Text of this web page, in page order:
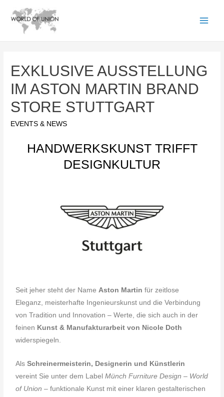
EXKLUSIVE AUSSTELLUNG
IM ASTON MARTIN BRAND
STORE STUTTGART
EVENTS & NEWS
HANDWERKSKUNST TRIFFT
DESIGNKULTUR
Seit jeher steht der NameAston Martin für zeitlose
Eleganz, meisterhafte Ingenieurskunst und die Verbindung
von Tradition und Innovation – Werte, die sich auch in der
feinen Kunst & Manufakturarbeit von Nicole Doth
widerspiegeln.
AlsSchreinermeisterin, Designerin und Künstlerin
vereint Sie unter dem LabelMünch Furniture Design – World
of Union – funktionale Kunst mit einer klaren gestalterischen